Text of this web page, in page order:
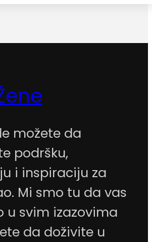
možete da
podršku,
i inspiraciju za
Mi smo tu da vas
u svim izazovima
da doživite u